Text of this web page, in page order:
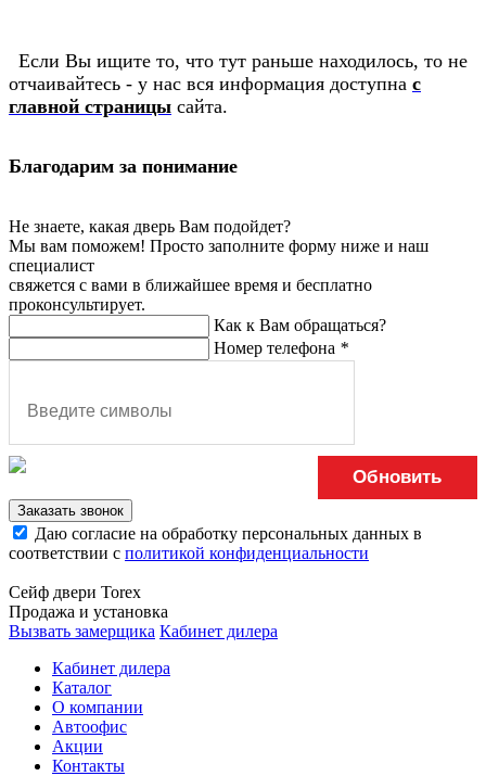
Если Вы ищите то, что тут раньше находилось, то не
отчаивайтесь - у нас вся информация доступна с
главной страницы сайта.
Благодарим за понимание
Не знаете, какая дверь Вам подойдет?
Мы вам поможем! Просто заполните форму ниже и наш
специалист
свяжется с вами в ближайшее время и бесплатно
проконсультирует.
Как к Вам обращаться?
Номер телефона *
Обновить
Заказать звонок
Даю согласие на обработку персональных данных в
соответствии с политикой конфиденциальности
Сейф двери Torex
Продажа и установка
Вызвать замерщика Кабинет дилера
Кабинет дилера
Каталог
О компании
Автоофис
Акции
Контакты